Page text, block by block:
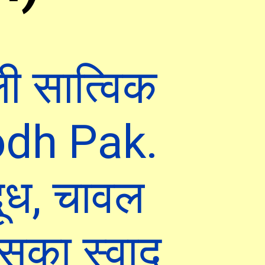
सात्विक
Pak.
चावल
स्वाद